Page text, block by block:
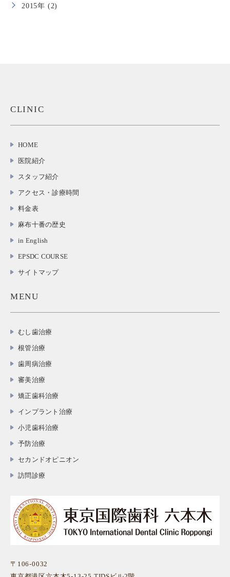
2015年 (2)
CLINIC
HOME
医院紹介
スタッフ紹介
アクセス・診療時間
料金表
麻布十番の歴史
in English
EPSDC COURSE
サイトマップ
MENU
むし歯治療
根管治療
歯周病治療
審美治療
矯正歯科治療
インプラント治療
小児歯科治療
予防治療
セカンドオピニオン
訪問診療
〒106-0032